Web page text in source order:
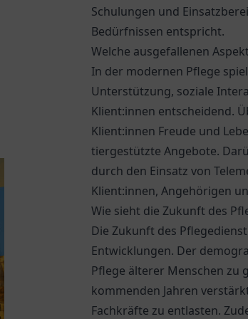
Schulungen und
Bedürfnissen entspricht.
Welche ausgefallenen
In der modernen Pflege
Unterstützung, soziale
Klient:innen entscheidend.
Klient:innen Freude und
tiergestützte Angebote.
durch den Einsatz von
Klient:innen, Angehörigen
Wie sieht die Zukunft des
Die Zukunft des
Entwicklungen. Der
Pflege älterer Menschen zu
kommenden Jahren
Fachkräfte zu entlasten.